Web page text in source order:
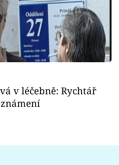
v léčebně: Rychtář